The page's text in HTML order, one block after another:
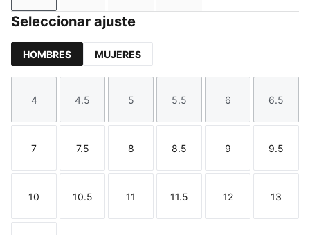
Seleccionar ajuste
HOMBRES MUJERES
Talla
4
Talla
4.5
Talla
5
Talla
5.5
Talla
6
Talla
6.5
Talla
7
Talla
7.5
Talla
8
Talla
8.5
Talla
9
Talla
9.5
Talla
10
Talla
10.5
Talla
11
Talla
11.5
Talla
12
Talla
13